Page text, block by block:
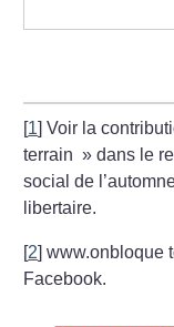
[1]Voir la
terrain » dans le
social de
libertaire.
[2]www.onbloque
Facebook.